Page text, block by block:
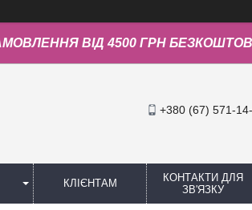
ВІД 4500 ГРН
+380 (67) 571-
КЛІЄНТАМ
КОНТАКТИ ДЛЯ
ЗВ'ЯЗКУ